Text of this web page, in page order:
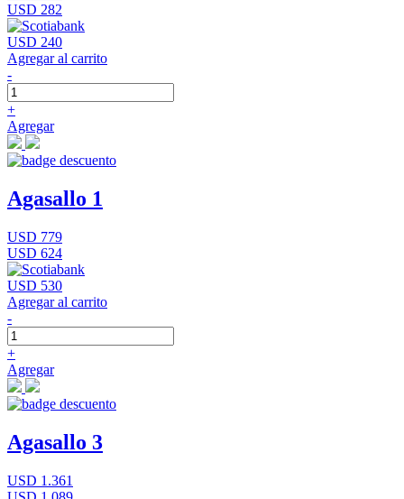
USD 282
USD 240
Agregar al carrito
-
+
Agregar
Agasallo 1
USD 779
USD 624
USD 530
Agregar al carrito
-
+
Agregar
Agasallo 3
USD 1.361